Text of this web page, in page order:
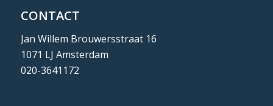
CONTACT
Jan Willem Brouwersstraat 16
1071 LJ Amsterdam
020-3641172